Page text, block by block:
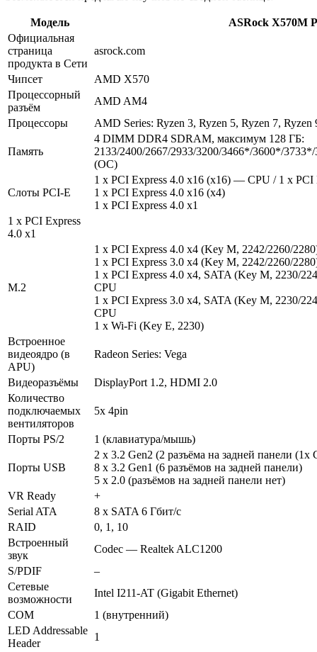
Модель
ASRock X570M
Официальная
страница
продукта в Сети
asrock.com
Чипсет
AMD X570
Процессорный
разъём
AMD AM4
Процессоры
AMD Series: Ryzen 3, Ryzen 5, Ryzen 7, Ryzen
Память
4 DIMM DDR4 SDRAM, максимум 128 ГБ:
2133/2400/2667/2933/3200/3466*/3600*/
(OC)
Слоты PCI-E
1 x PCI Express 4.0 x16 (x16) — CPU / 1 x
1 x PCI Express 4.0 x16 (x4)
1 x PCI Express 4.0 x1
1 x PCI Express
4.0 x1
M.2
1 x PCI Express 4.0 x4 (Key M, 2242/2260/
1 x PCI Express 3.0 x4 (Key M, 2242/2260/
1 x PCI Express 4.0 x4, SATA (Key M, 2230/
CPU
1 x PCI Express 3.0 x4, SATA (Key M, 2230/
CPU
1 x Wi-Fi (Key E, 2230)
Встроенное
видеоядро (в
APU)
Radeon Series: Vega
Видеоразъёмы
DisplayPort 1.2, HDMI 2.0
Количество
подключаемых
вентиляторов
5x 4pin
Порты PS/2 1 (клавиатура/мышь)
Порты USB
2 х 3.2 Gen2 (2 разъёма на задней панели (1x
8 х 3.2 Gen1 (6 разъёмов на задней панели)
5 x 2.0 (разъёмов на задней панели нет)
VR Ready
+
Serial ATA
8 x SATA 6 Гбит/с
RAID
0, 1, 10
Встроенный
звук
Codec — Realtek ALC1200
S/PDIF
–
Сетевые
возможности
Intel I211-AT (Gigabit Ethernet)
COM
1 (внутренний)
LED Addressable
Header
1